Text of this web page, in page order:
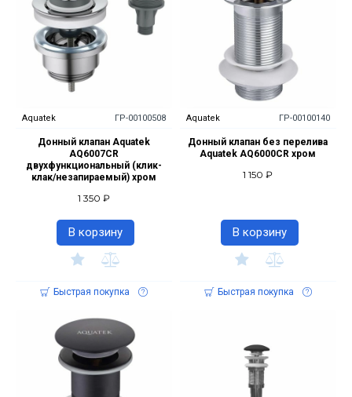
Aquatek ГР-00100508
Донный клапан Aquatek
AQ6007CR
двухфункциональный (клик-
клак/незапираемый) хром
1 350 ₽
В корзину
Быстрая покупка
Aquatek ГР-00100140
Донный клапан без перелива
Aquatek AQ6000CR хром
1 150 ₽
В корзину
Быстрая покупка